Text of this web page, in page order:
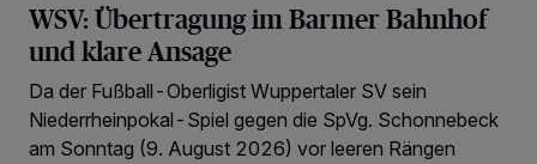
WSV: Übertragung im Barmer Bahnhof
und klare Ansage
Da der Fußball-Oberligist Wuppertaler SV sein
Niederrheinpokal-Spiel gegen die SpVg. Schonnebeck
am Sonntag (9. August 2026) vor leeren Rängen